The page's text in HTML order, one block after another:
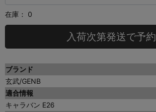
在庫： 0
入荷次第発送で予約
ブランド
玄武/GENB
適合情報
キャラバン E26